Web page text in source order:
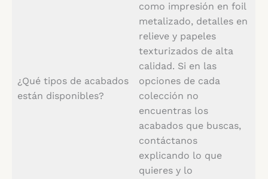
¿Qué tipos de acabados
están disponibles?
como impresión en foil
metalizado, detalles en
relieve y papeles
texturizados de alta
calidad. Si en las
opciones de cada
colección no
encuentras los
acabados que buscas,
contáctanos
explicando lo que
quieres y lo